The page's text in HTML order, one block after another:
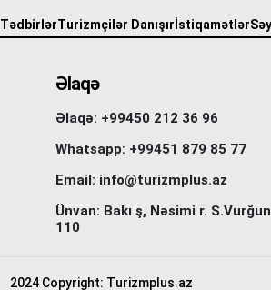
TədbirlərTurizmçilər Danışır İstiqamətlər
Əlaqə
Əlaqə: +99450 212 36 96
Whatsapp: +99451 879 85 77
Email: info@turizmplus.az
Ünvan: Bakı ş, Nəsimi r.
110
2024 Copyright: Turizmplus.az